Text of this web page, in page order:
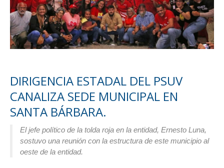
DIRIGENCIA ESTADAL DEL PSUV
CANALIZA SEDE MUNICIPAL EN
SANTA BÁRBARA.
El jefe político de la tolda roja en la entidad, Ernesto Luna,
sostuvo una reunión con la estructura de este municipio al
oeste de la entidad.